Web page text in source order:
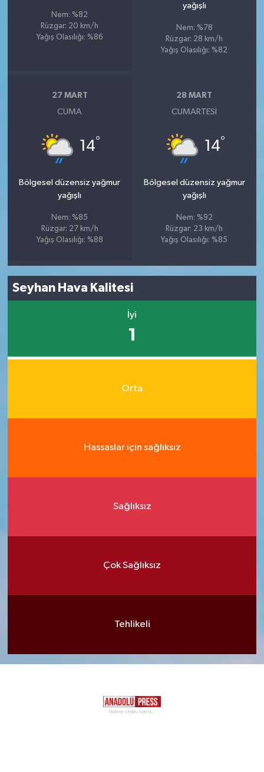
Nem: %82
Rüzgar: 20 km/h
Yağış Olasılığı: %86
yağışlı
Nem: %78
Rüzgar: 28 km/h
Yağış Olasılığı: %82
27 MART
CUMA
14°
Bölgesel düzensiz yağmur
yağışlı
Nem: %85
Rüzgar: 27 km/h
Yağış Olasılığı: %88
28 MART
CUMARTESI
14°
Bölgesel düzensiz yağmur
yağışlı
Nem: %92
Rüzgar: 23 km/h
Yağış Olasılığı: %85
Seyhan Hava Kalitesi
İyi
1
Orta
Hassaslar için sağlıksız
Sağlıksız
Çok Sağlıksız
Tehlikeli